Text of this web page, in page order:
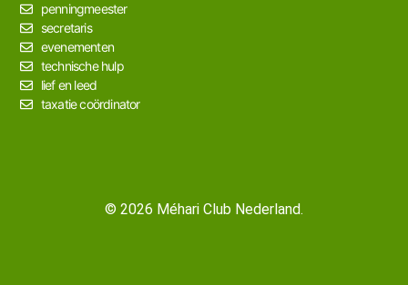
penningmeester
secretaris
evenementen
technische hulp
lief en leed
taxatie coördinator
© 2026 Méhari Club Nederland.